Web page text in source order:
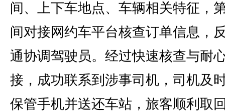
间、上下车地点、车辆相关特征，
间对接网约车平台核查订单信息，
通协调驾驶员。经过快速核查与耐
接，成功联系到涉事司机，司机及
保管手机并送还车站，旅客顺利取